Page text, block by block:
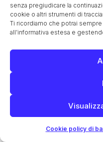
senza pregiudicare la
cookie o altri strumenti di
Ti ricordiamo che potrai
all’informativa estesa e
Cookie policy di
1945
Meneghetti,
Giovanni
Stella Gatto e
Giacomo
Organismo
destinati alla